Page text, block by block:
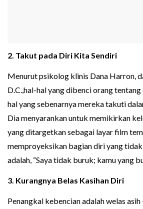
2. Takut pada Diri Kita Sendiri
Menurut psikolog klinis Dana Harron,
D.C.,hal-hal yang dibenci orang
hal yang sebenarnya mereka takuti
Dia menyarankan untuk memikirkan
yang ditargetkan sebagai layar film
memproyeksikan bagian diri yang
adalah, “Saya tidak buruk; kamu yang
3. Kurangnya Belas Kasihan Diri
Penangkal kebencian adalah welas